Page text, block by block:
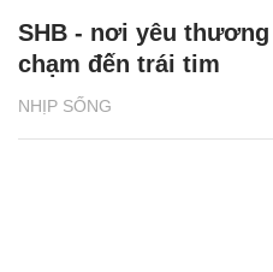
NHỊP SỐNG
SHB - nơi yêu
chạm đến trái tim